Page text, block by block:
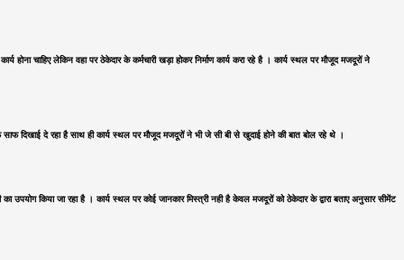
होना चाहिए लेकिन वहा पर ठेकेदार के कर्मचारी खड़ा होकर निर्माण कार्य करा रहे है । कार्य स्थल पर मौजूद मजदूरों ने
साफ दिखाई दे रहा है साथ ही कार्य स्थल पर मौजूद मजदूरों ने भी जे सी बी से खुदाई होने की बात बोल रहे थे ।
किया जा रहा है । कार्य स्थल पर कोई जानकार मिस्त्री नही है केवल मजदूरों को ठेकेदार के द्वारा बताए अनुसार सीमेंट